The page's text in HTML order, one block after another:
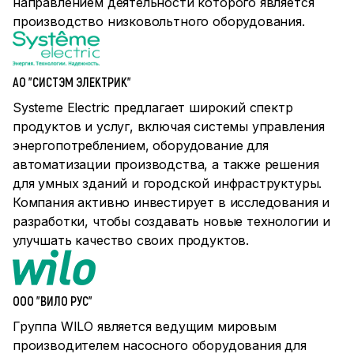
производство низковольтного оборудования.
АО "СИСТЭМ ЭЛЕКТРИК"
Systeme Electric предлагает широкий спектр
продуктов и услуг, включая системы управления
энергопотреблением, оборудование для
автоматизации производства, а также решения
для умных зданий и городской инфраструктуры.
Компания активно инвестирует в исследования и
разработки, чтобы создавать новые технологии и
улучшать качество своих продуктов.
ООО "ВИЛО РУС"
Группа WILO является ведущим мировым
производителем насосного оборудования для